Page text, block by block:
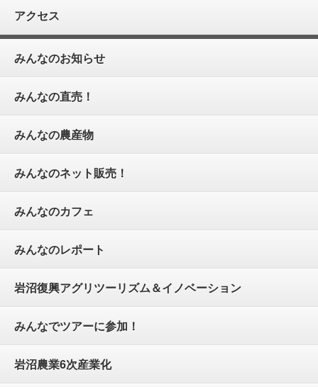
アクセス
みんなのお知らせ
みんなの直売！
みんなの農産物
みんなのネット販売！
みんなのカフェ
みんなのレポート
岩沼復興アグリツーリズム＆イノベーション
みんなでツアーに参加！
岩沼農業6次産業化